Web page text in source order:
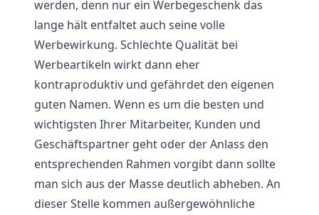
werden, denn nur ein Werbegeschenk das
lange hält entfaltet auch seine volle
Werbewirkung. Schlechte Qualität bei
Werbeartikeln wirkt dann eher
kontraproduktiv und gefährdet den eigenen
guten Namen. Wenn es um die besten und
wichtigsten Ihrer Mitarbeiter, Kunden und
Geschäftspartner geht oder der Anlass den
entsprechenden Rahmen vorgibt dann sollte
man sich aus der Masse deutlich abheben. An
dieser Stelle kommen außergewöhnliche